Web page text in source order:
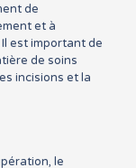
de
et à
est important de
de soins
incisions et la
le